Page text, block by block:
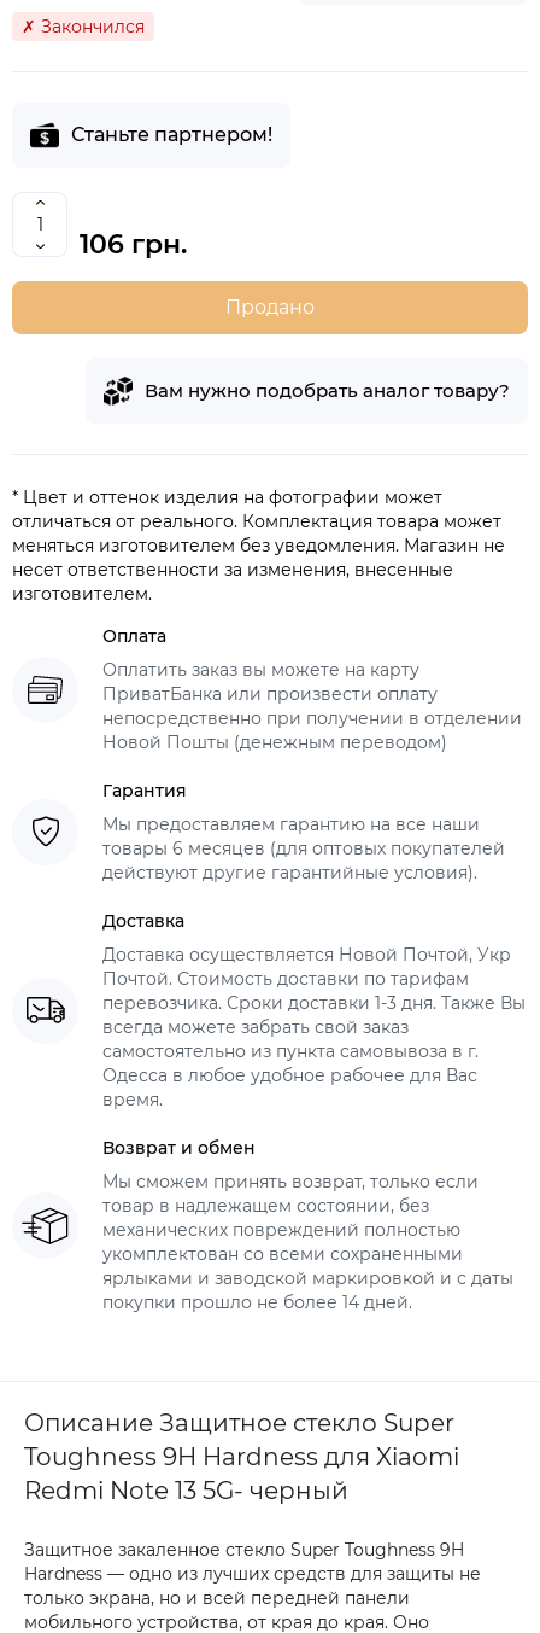
✗ Закончился
Станьте партнером!
106 грн.
Продано
Вам нужно подобрать аналог товару?
* Цвет и оттенок изделия на фотографии может
отличаться от реального. Комплектация товара может
меняться изготовителем без уведомления. Магазин не
несет ответственности за изменения, внесенные
изготовителем.
Оплата
Оплатить заказ вы можете на карту
ПриватБанка или произвести оплату
непосредственно при получении в отделении
Новой Пошты (денежным переводом)
Гарантия
Мы предоставляем гарантию на все наши
товары 6 месяцев (для оптовых покупателей
действуют другие гарантийные условия).
Доставка
Доставка осуществляется Новой Почтой, Укр
Почтой. Стоимость доставки по тарифам
перевозчика. Сроки доставки 1-3 дня. Также Вы
всегда можете забрать свой заказ
самостоятельно из пункта самовывоза в г.
Одесса в любое удобное рабочее для Вас
время.
Возврат и обмен
Мы сможем принять возврат, только если
товар в надлежащем состоянии, без
механических повреждений полностью
укомплектован со всеми сохраненными
ярлыками и заводской маркировкой и с даты
покупки прошло не более 14 дней.
Описание Защитное стекло Super
Toughness 9H Hardness для Xiaomi
Redmi Note 13 5G- черный
Защитное закаленное стекло Super Toughness 9H
Hardness — одно из лучших средств для защиты не
только экрана, но и всей передней панели
мобильного устройства, от края до края. Оно